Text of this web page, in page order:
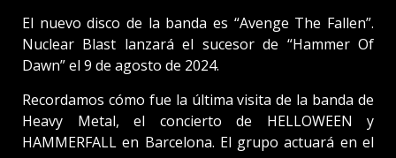
El nuevo disco de la banda es “Avenge The Fallen”.
Nuclear Blast lanzará el sucesor de “Hammer Of
Dawn” el 9 de agosto de 2024.
Recordamos cómo fue la última visita de la banda de
Heavy Metal, el concierto de HELLOWEEN y
HAMMERFALL en Barcelona. El grupo actuará en el